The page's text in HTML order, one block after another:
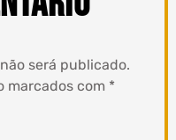
será publicado.
marcados com *